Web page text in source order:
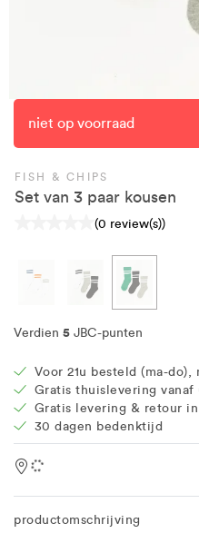
niet op voorraad
FISH & CHIPS
Set van 3 paar kousen
(0 review(s))
Verdien 5 JBC-punten
Voor 21u besteld (ma-do),
Gratis thuislevering vanaf
Gratis levering & retour
30 dagen bedenktijd
Location
productomschrijving